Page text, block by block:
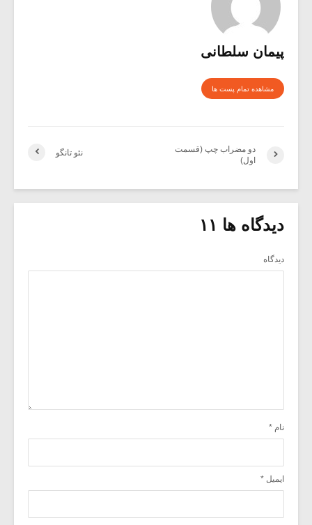
پیمان سلطانی
مشاهده تمام پست ها
نئو تانگو
دو مضراب چپ (قسمت
اول)
دیدگاه ها ۱۱
دیدگاه
نام *
ایمیل *